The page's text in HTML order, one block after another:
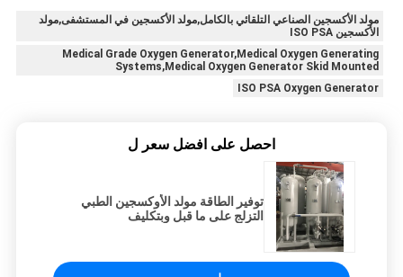
مولد الأكسجين الصناعي التلقائي بالكامل,مولد الأكسجين في المستشفى,مولد
الأكسجين ISO PSA
Medical Grade Oxygen Generator,Medical Oxygen Generating
Systems,Medical Oxygen Generator Skid Mounted
ISO PSA Oxygen Generator
احصل على افضل سعر ل
توفير الطاقة مولد الأوكسجين الطبي
التزلج على ما قبل وبتكليف